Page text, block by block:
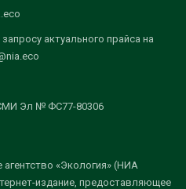
актуального прайса на
Эл № ФС77-80306
«Экология» (НИА
издание, предоставляющее